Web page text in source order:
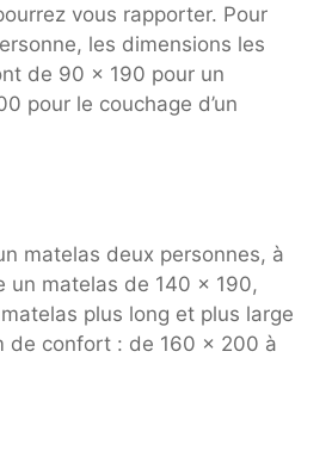
vous rapporter. Pour
les dimensions les
de 90 x 190 pour un
pour le couchage d’un
matelas deux personnes, à
un matelas de 140 x 190,
plus long et plus large
de confort : de 160 x 200 à